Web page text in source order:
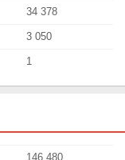
34 378
3 050
1
146 480